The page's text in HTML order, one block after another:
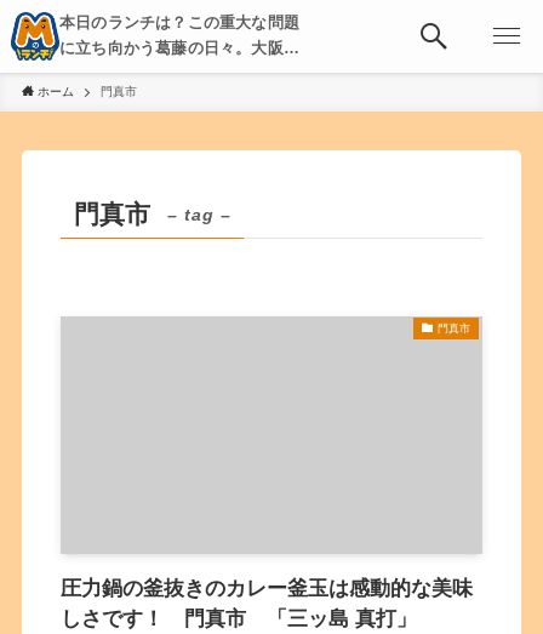
本日のランチは？この重大な問題
に立ち向かう葛藤の日々。大阪・
京都・神戸を中心とした食べ歩
き、飲み歩きを綴る。
ホーム 門真市
門真市 – tag –
門真市
圧力鍋の釜抜きのカレー釜玉は感動的な美味
しさです！ 門真市 「三ッ島 真打」